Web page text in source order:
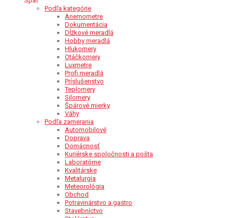
Podľa kategórie
Anemometre
Dokumentácia
Dĺžkové meradlá
Hobby meradlá
Hlukomery
Otáčkomery
Luxmetre
Profi meradlá
Príslušenstvo
Teplomery
Silomery
Špárové mierky
Váhy
Podľa zamerania
Automobilové
Doprava
Domácnosť
Kuriérske spoločnosti a pošta
Laboratórne
Kvalitárske
Metalurgia
Meteorológia
Obchod
Potravinárstvo a gastro
Stavebníctvo